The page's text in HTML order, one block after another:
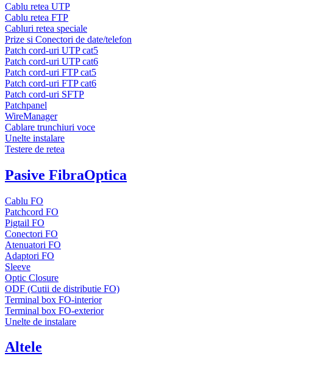
Cablu retea UTP
Cablu retea FTP
Cabluri retea speciale
Prize si Conectori de date/telefon
Patch cord-uri UTP cat5
Patch cord-uri UTP cat6
Patch cord-uri FTP cat5
Patch cord-uri FTP cat6
Patch cord-uri SFTP
Patchpanel
WireManager
Cablare trunchiuri voce
Unelte instalare
Testere de retea
Pasive FibraOptica
Cablu FO
Patchcord FO
Pigtail FO
Conectori FO
Atenuatori FO
Adaptori FO
Sleeve
Optic Closure
ODF (Cutii de distributie FO)
Terminal box FO-interior
Terminal box FO-exterior
Unelte de instalare
Altele